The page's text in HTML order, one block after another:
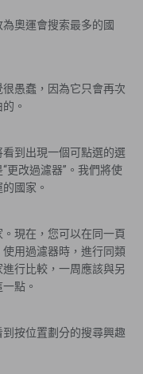
奧運會搜索最多的國
愚蠢，因為它只會再次
。
到出現一個可點選的選
更改過濾器”。我們將使
國家。
現在，您可以在同一頁
使用過濾器時，進行同類
行比較，一周應該與另
點。
按位置劃分的搜尋興趣